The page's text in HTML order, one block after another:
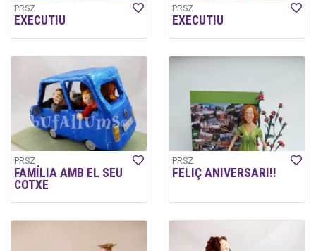
PRSZ
EXECUTIU
PRSZ
EXECUTIU
PRSZ
FAMÍLIA AMB EL SEU
COTXE
PRSZ
FELIÇ ANIVERSARI!!